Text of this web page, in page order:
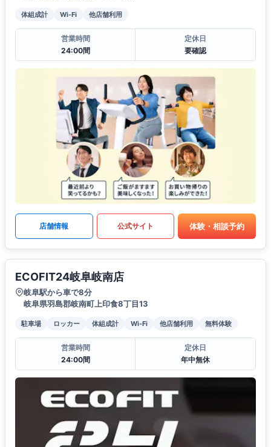
体組成計 Wi-Fi 他店舗利用
営業時間
24:00間
定休日
要確認
店舗情報 公式サイト 体験・相談予約
ECOFIT24岐阜岐南店
岐阜駅から車で8分
岐阜県羽島郡岐南町上印食8丁目13
駐車場 ロッカー 体組成計 Wi-Fi 他店舗利用 無料体験
営業時間
24:00間
定休日
年中無休